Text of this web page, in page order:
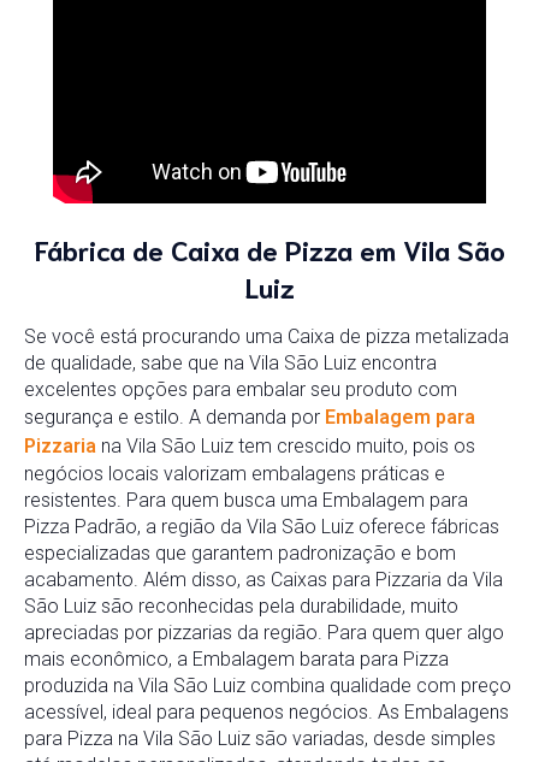
Fábrica de Caixa de Pizza em Vila São
Luiz
Se você está procurando uma Caixa de pizza metalizada
de qualidade, sabe que na Vila São Luiz encontra
excelentes opções para embalar seu produto com
segurança e estilo. A demanda por Embalagem para
Pizzaria na Vila São Luiz tem crescido muito, pois os
negócios locais valorizam embalagens práticas e
resistentes. Para quem busca uma Embalagem para
Pizza Padrão, a região da Vila São Luiz oferece fábricas
especializadas que garantem padronização e bom
acabamento. Além disso, as Caixas para Pizzaria da Vila
São Luiz são reconhecidas pela durabilidade, muito
apreciadas por pizzarias da região. Para quem quer algo
mais econômico, a Embalagem barata para Pizza
produzida na Vila São Luiz combina qualidade com preço
acessível, ideal para pequenos negócios. As Embalagens
para Pizza na Vila São Luiz são variadas, desde simples